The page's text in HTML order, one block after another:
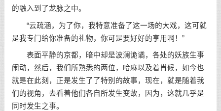
的融入到了龙脉之中。
“云疏涵，为了你，我特意准备了这一场的大戏，这可就
是我专门给你准备的礼物，你可是要好好的享用啊！”
表面平静的京都，暗中却是波澜诡谲，各处的妖族生事
闹动，然后，我们所熟悉的两位，哈麻以及着肖候，如今也
就是在此刻，正是发生了了特别的故事，现在，就是随着我
们的视角，去看着他们各自所发生变故，因为，这就几乎是
同时发生之事。